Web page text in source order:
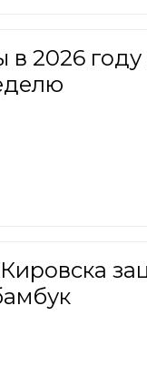
2026 году